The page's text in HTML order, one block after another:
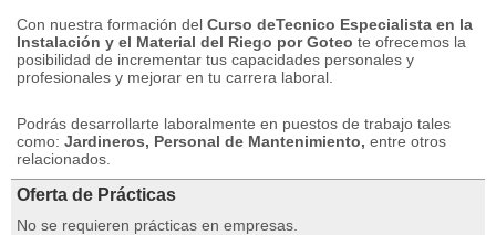
Con nuestra formación del Curso deTecnico Especialista en la
Instalación y el Material del Riego por Goteo te ofrecemos la
posibilidad de incrementar tus capacidades personales y
profesionales y mejorar en tu carrera laboral.
Podrás desarrollarte laboralmente en puestos de trabajo tales
como: Jardineros, Personal de Mantenimiento, entre otros
relacionados.
Oferta de Prácticas
No se requieren prácticas en empresas.